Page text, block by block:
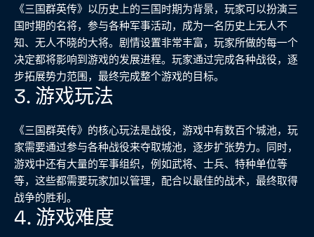
《三国群英传》以历史上的三国时期为背景，玩家可以扮演三
国时期的名将，参与各种军事活动，成为一名历史上无人不
知、无人不晓的大将。剧情设置非常丰富，玩家所做的每一个
决定都将影响到游戏的发展进程。玩家通过完成各种战役，逐
步拓展势力范围，最终完成整个游戏的目标。
3. 游戏玩法
《三国群英传》的核心玩法是战役，游戏中有数百个城池，玩
家需要通过参与各种战役来夺取城池，逐步扩张势力。同时，
游戏中还有大量的军事组织，例如武将、士兵、特种单位等
等，这些都需要玩家加以管理，配合以最佳的战术，最终取得
战争的胜利。
4. 游戏难度